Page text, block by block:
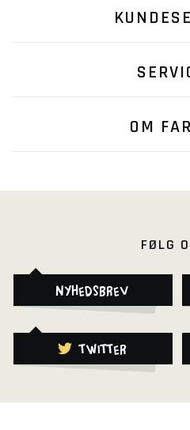
OM
FØLG
Nyhedsbrev
Twitter